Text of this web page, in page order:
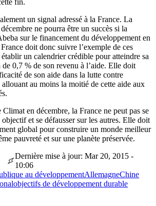
un signal adressé à la France. La
ne pourra être un succès si la
sur le financement du développement en
doit donc suivre l’exemple de ces
établir un calendrier crédible pour atteindre sa
de 0,7 % de son revenu à l’aide. Elle doit
de son aide dans la lutte contre
allouant au moins la moitié de cette aide aux
en décembre, la France ne peut pas se
et se défausser sur les autres. Elle doit
global pour construire un monde meilleur
pauvreté et sur une planète préservée.
Dernière mise à jour: Mar 20, 2015 -
10:06
au développementAllemagneChine
objectifs de développement durable